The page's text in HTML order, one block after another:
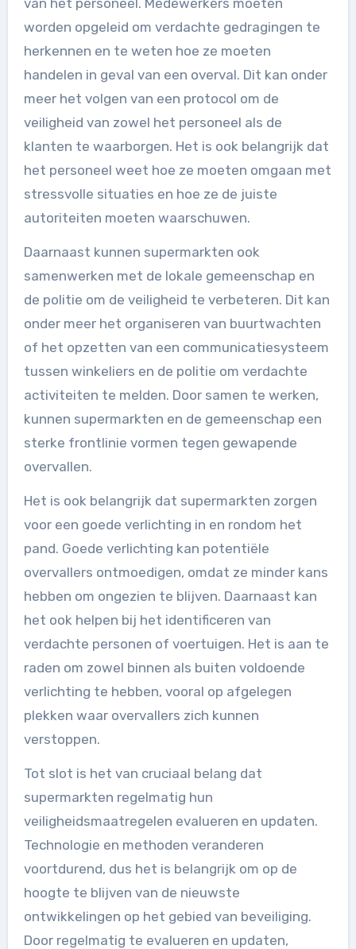
worden opgeleid om verdachte gedragingen te
herkennen en te weten hoe ze moeten
handelen in geval van een overval. Dit kan onder
meer het volgen van een protocol om de
veiligheid van zowel het personeel als de
klanten te waarborgen. Het is ook belangrijk dat
het personeel weet hoe ze moeten omgaan met
stressvolle situaties en hoe ze de juiste
autoriteiten moeten waarschuwen.
Daarnaast kunnen supermarkten ook
samenwerken met de lokale gemeenschap en
de politie om de veiligheid te verbeteren. Dit kan
onder meer het organiseren van buurtwachten
of het opzetten van een communicatiesysteem
tussen winkeliers en de politie om verdachte
activiteiten te melden. Door samen te werken,
kunnen supermarkten en de gemeenschap een
sterke frontlinie vormen tegen gewapende
overvallen.
Het is ook belangrijk dat supermarkten zorgen
voor een goede verlichting in en rondom het
pand. Goede verlichting kan potentiële
overvallers ontmoedigen, omdat ze minder kans
hebben om ongezien te blijven. Daarnaast kan
het ook helpen bij het identificeren van
verdachte personen of voertuigen. Het is aan te
raden om zowel binnen als buiten voldoende
verlichting te hebben, vooral op afgelegen
plekken waar overvallers zich kunnen
verstoppen.
Tot slot is het van cruciaal belang dat
supermarkten regelmatig hun
veiligheidsmaatregelen evalueren en updaten.
Technologie en methoden veranderen
voortdurend, dus het is belangrijk om op de
hoogte te blijven van de nieuwste
ontwikkelingen op het gebied van beveiliging.
Door regelmatig te evalueren en updaten,